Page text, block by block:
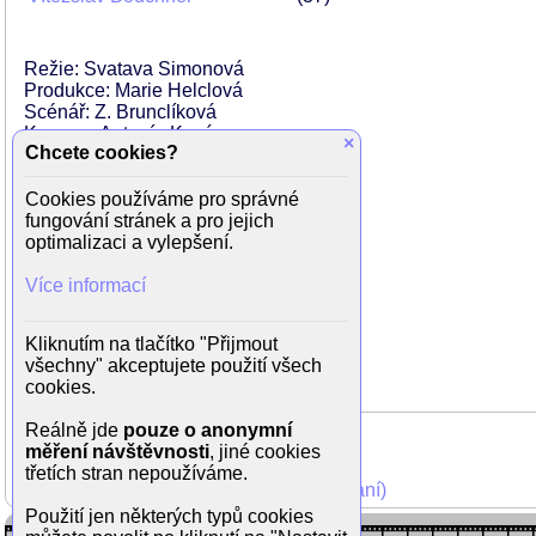
Režie: Svatava Simonová
Produkce: Marie Helclová
Scénář: Z. Brunclíková
Kamera: Antonín Kovács
Alice Bělská
František Kratochvíl
Boris Nakladov
Hana Tůmová
Milan Zajíček
Miloš Zídek
Mohli jste vidět v TV (zobrazit starší vysílání)
×
Chcete cookies?
Cookies používáme pro správné
fungování stránek a pro jejich
optimalizaci a vylepšení.
Více informací
Kliknutím na tlačítko "Přijmout
všechny" akceptujete použití všech
cookies.
Reálně jde pouze o anonymní
měření návštěvnosti, jiné cookies
třetích stran nepoužíváme.
Použití jen některých typů cookies